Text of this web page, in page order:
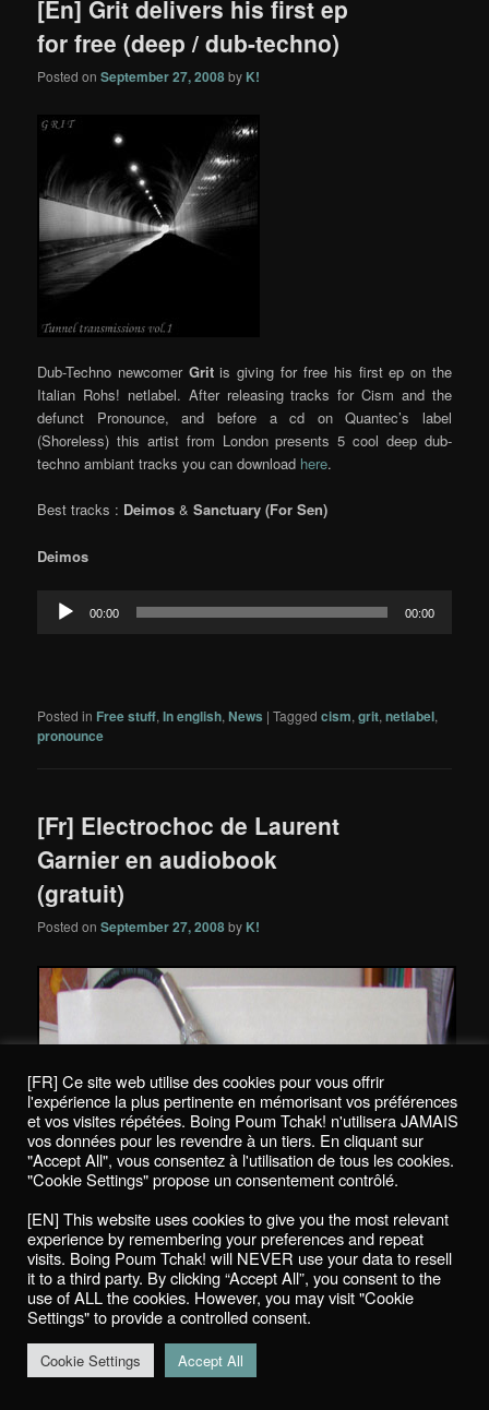
[En] Grit delivers his first ep
for free (deep / dub-techno)
Posted onSeptember 27, 2008by K!
Dub-Techno newcomer Gritis giving for free his first ep on the
Italian Rohs! netlabel. After releasing tracks for Cism and the
defunct Pronounce, and before a cd on Quantec’s label
(Shoreless) this artist from London presents 5 cool deep dub-
techno ambiant tracks you can download here.
Best tracks : Deimos&Sanctuary (For Sen)
Deimos
Audio
Player
00:00 00:00
Posted in Free stuff,In english,News |Tagged cism,grit,netlabel,
pronounce
[Fr] Electrochoc de Laurent
Garnier en audiobook
(gratuit)
Posted onSeptember 27, 2008by K!
[FR] Ce site web utilise des cookies pour vous offrir
l'expérience la plus pertinente en mémorisant vos préférences
et vos visites répétées. Boing Poum Tchak! n'utilisera JAMAIS
vos données pour les revendre à un tiers. En cliquant sur
"Accept All", vous consentez à l'utilisation de tous les cookies.
"Cookie Settings" propose un consentement contrôlé.
[EN] This website uses cookies to give you the most relevant
experience by remembering your preferences and repeat
visits. Boing Poum Tchak! will NEVER use your data to resell
it to a third party. By clicking “Accept All”, you consent to the
use of ALL the cookies. However, you may visit "Cookie
Settings" to provide a controlled consent.
Cookie Settings Accept All